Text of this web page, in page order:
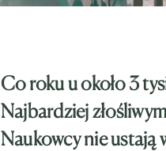
Co roku u około 3
Najbardziej
Naukowcy nie ustają